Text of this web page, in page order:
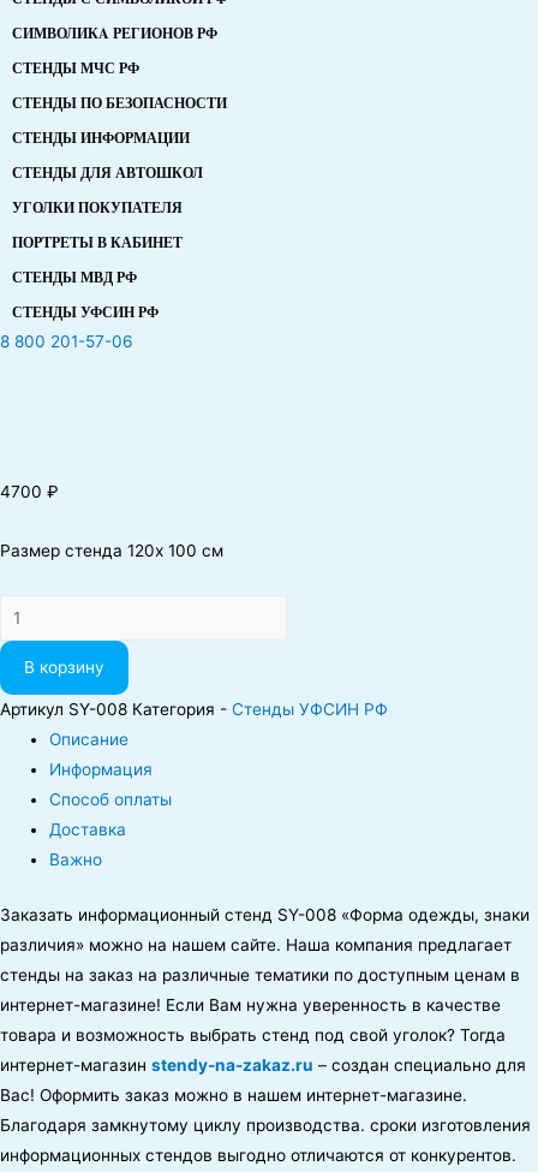
СИМВОЛИКA РЕГИОНОВ РФ
СТЕНДЫ МЧС РФ
СТЕНДЫ ПО БЕЗОПАСНОСТИ
СТЕНДЫ ИНФОРМАЦИИ
СТЕНДЫ ДЛЯ АВТОШКОЛ
УГОЛКИ ПОКУПАТЕЛЯ
ПОРТРЕТЫ В КАБИНЕТ
СТЕНДЫ МВД РФ
СТЕНДЫ УФСИН РФ
8 800 201-57-06
4700 ₽
Размер стенда 120х 100 см
Количество
В корзину
Артикул SY-008 Категория - Стенды УФСИН РФ
Описание
Информация
Способ оплаты
Доставка
Важно
Заказать информационный стенд SY-008 «Форма одежды, знаки
различия» можно на нашем сайте. Наша компания предлагает
стенды на заказ на различные тематики по доступным ценам в
интернет-магазине! Если Вам нужна уверенность в качестве
товара и возможность выбрать стенд под свой уголок? Тогда
интернет-магазин stendy-na-zakaz.ru – создан специально для
Вас! Оформить заказ можно в нашем интернет-магазине.
Благодаря замкнутому циклу производства. сроки изготовления
информационных стендов выгодно отличаются от конкурентов.